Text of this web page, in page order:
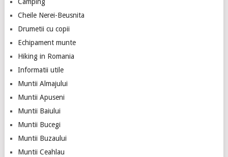
Cheile Nerei-Beusnita
Drumetii cu copii
Echipament munte
Hiking in Romania
Informatii utile
Muntii Almajului
Muntii Apuseni
Muntii Baiului
Muntii Bucegi
Muntii Buzaului
Muntii Ceahlau